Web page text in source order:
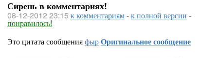
Сирень в комментариях!
08-12-2012 23:15 к комментариям-к полной версии -
понравилось!
Это цитата сообщенияфырОригинальное сообщение